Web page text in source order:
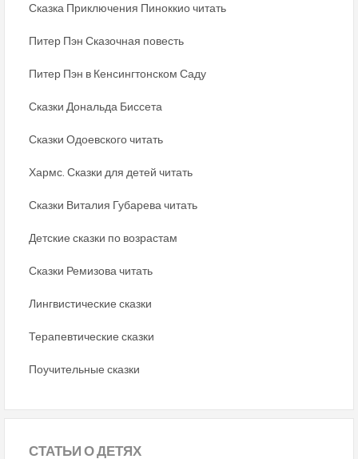
Сказка Приключения Пиноккио читать
Питер Пэн Сказочная повесть
Питер Пэн в Кенсингтонском Саду
Сказки Дональда Биссета
Сказки Одоевского читать
Хармс. Сказки для детей читать
Сказки Виталия Губарева читать
Детские сказки по возрастам
Сказки Ремизова читать
Лингвистические сказки
Терапевтические сказки
Поучительные сказки
СТАТЬИО ДЕТЯХ